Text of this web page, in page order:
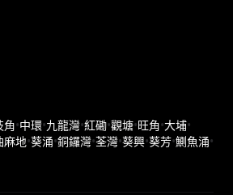
角•中環•九龍灣•紅磡•觀塘•旺角•大埔•
麻地•葵涌•銅鑼灣•荃灣•葵興•葵芳•鰂魚涌•